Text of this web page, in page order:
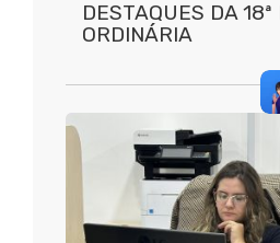
DESTAQUES DA
ORDINÁRIA